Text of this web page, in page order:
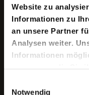
Website zu
Informationen zu
an unsere Partner
Analysen weiter.
Informationen
gesammelt haben.
Notwendig
Traumata des
Propaganda in
und familiäre
das alles sind
möglich, Zuversicht
überschneidenden
Krisen? Wie
Zukunft?
Der US-